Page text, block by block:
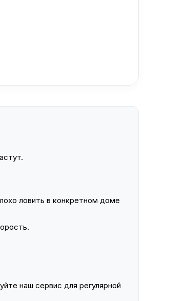
ловить в конкретном доме
наш сервис для регулярной